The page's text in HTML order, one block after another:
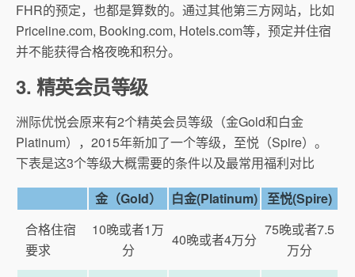
FHR的预定，也都是算数的。通过其他第三方网站，比如
Priceline.com, Booking.com, Hotels.com等，预定并住宿
并不能获得合格夜晚和积分。
3. 精英会员等级
洲际优悦会原来有2个精英会员等级（金Gold和白金
Platinum），2015年新加了一个等级，至悦（Spire）。
下表是这3个等级大概需要的条件以及最常用福利对比
金（Gold）
白金(Platinum) 至悦(Spire)
合格住宿
要求
10晚或者1万
分
40晚或者4万分
75晚或者7.5
万分